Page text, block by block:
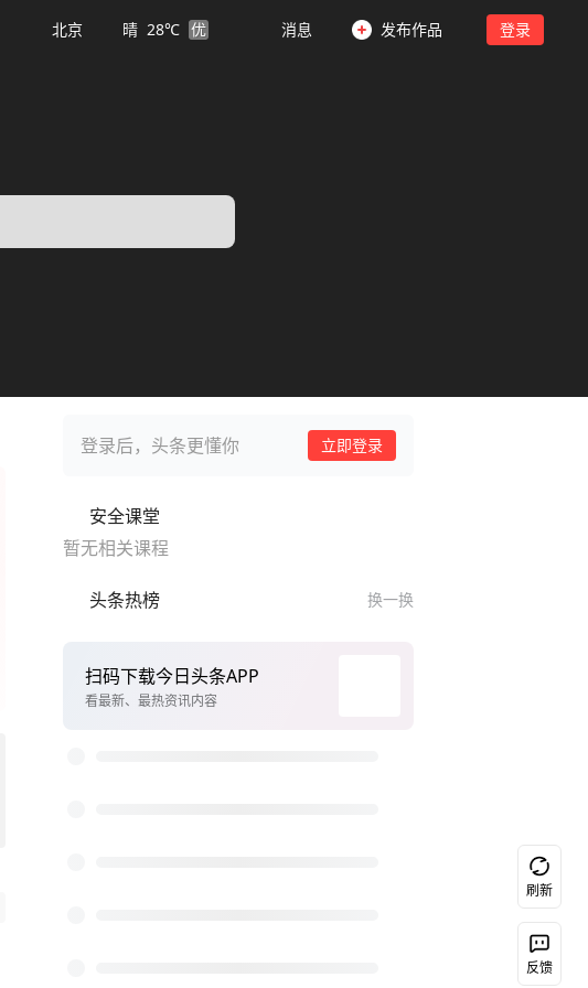
北京 晴 28℃ 优 消息 发布作品 登录
登录后，头条更懂你 立即登录
安全课堂
暂无相关课程
头条热榜 换一换
扫码下载今日头条APP
看最新、最热资讯内容
刷新
反馈